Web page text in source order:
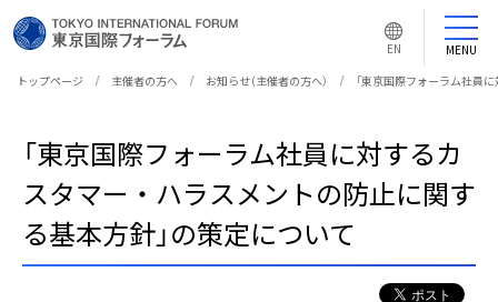
言
語
切
替
え
EN
MENU
トップページ
主催者の方へ お知らせ（主催者の方へ） 「東京国際フォーラム社員
「東京国際フォーラム社員に対するカ
スタマー・ハラスメントの防止に関す
る基本方針」の策定について